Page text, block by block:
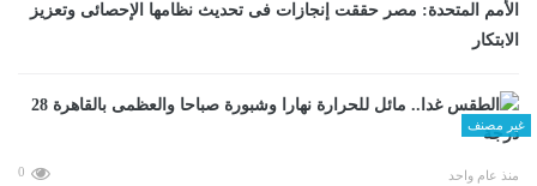
الأمم المتحدة: مصر حققت إنجازات فى تحديث نظامها الإحصائى وتعزيز
الابتكار
غير مصنف
منذ عام واحد 0